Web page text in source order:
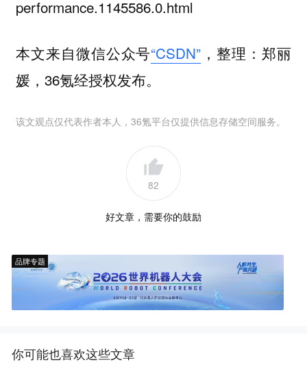
performance.1145586.0.html
本文来自微信公众号“CSDN” ，整理：郑丽
媛，36氪经授权发布。
该文观点仅代表作者本人，36氪平台仅提供信息存储空间服务。
82
好文章，需要你的鼓励
品牌专题
你可能也喜欢这些文章